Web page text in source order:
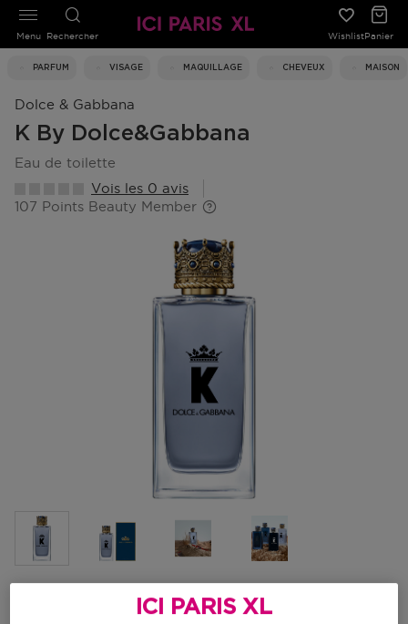
Rechercher WishlistPanier
PARFUM VISAGE MAQUILLAGE CHEVEUX MAISON
Menu
Dolce & Gabbana
K By Dolce&gabbana
eau de toilette
Vois les 0 avis
107 Points Beauty Member
Choisissez votre format
ICI PARIS XL